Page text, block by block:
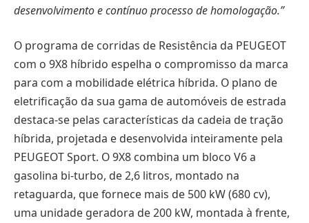
desenvolvimento e contínuo processo de homologação.”
O programa de corridas de Resistência da PEUGEOT
com o 9X8 híbrido espelha o compromisso da marca
para com a mobilidade elétrica híbrida. O plano de
eletrificação da sua gama de automóveis de estrada
destaca-se pelas características da cadeia de tração
híbrida, projetada e desenvolvida inteiramente pela
PEUGEOT Sport. O 9X8 combina um bloco V6 a
gasolina bi-turbo, de 2,6 litros, montado na
retaguarda, que fornece mais de 500 kW (680 cv),
uma unidade geradora de 200 kW, montada à frente,